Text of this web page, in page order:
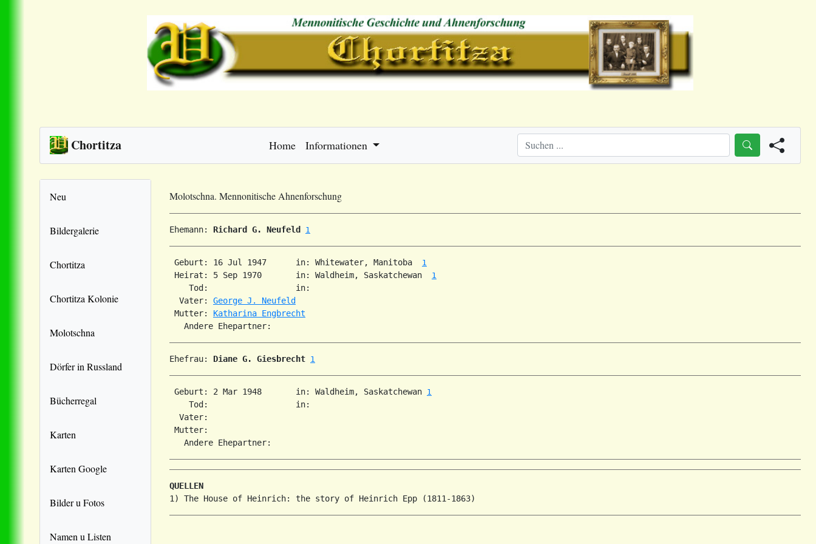
Chortitza Home Informationen
Neu
Bildergalerie
Chortitza
Chortitza Kolonie
Molotschna
Dörfer in Russland
Bücherregal
Karten
Karten Google
Bilder u Fotos
Namen u Listen
Molotschna. Mennonitische Ahnenforschung
Ehemann: Richard G. Neufeld 1
Geburt: 16 Jul 1947      in: Whitewater, Manitoba 1
Heirat: 5 Sep 1970       in: Waldheim, Saskatchewan 1
    Tod:                  in:
  Vater:
George J. Neufeld
Mutter: Katharina Engbrecht
Ehefrau: Diane G. Giesbrecht 1
Geburt: 2 Mar 1948       in: Waldheim, Saskatchewan 1
    Tod:                  in:
  Vater:
Mutter:
QUELLEN